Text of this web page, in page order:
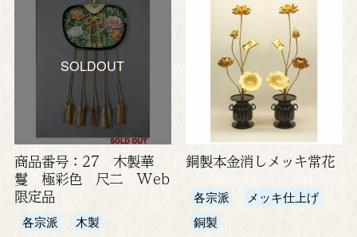
SOLDOUT
商品番号：27 木製華
鬘 極彩色 尺二 Web
限定品
各宗派 木製
銅製本金消しメッキ常花
各宗派
メッキ仕上げ
銅製